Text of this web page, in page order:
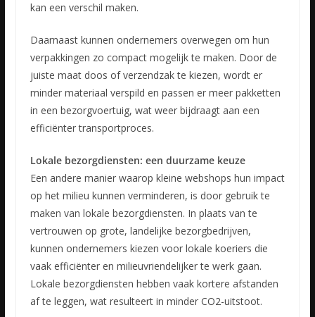
kan een verschil maken.
Daarnaast kunnen ondernemers overwegen om hun
verpakkingen zo compact mogelijk te maken. Door de
juiste maat doos of verzendzak te kiezen, wordt er
minder materiaal verspild en passen er meer pakketten
in een bezorgvoertuig, wat weer bijdraagt aan een
efficiënter transportproces.
Lokale bezorgdiensten: een duurzame keuze
Een andere manier waarop kleine webshops hun impact
op het milieu kunnen verminderen, is door gebruik te
maken van lokale bezorgdiensten. In plaats van te
vertrouwen op grote, landelijke bezorgbedrijven,
kunnen ondernemers kiezen voor lokale koeriers die
vaak efficiënter en milieuvriendelijker te werk gaan.
Lokale bezorgdiensten hebben vaak kortere afstanden
af te leggen, wat resulteert in minder CO2-uitstoot.